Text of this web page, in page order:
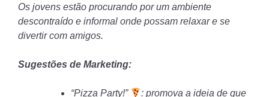
Os jovens estão procurando por um ambiente
descontraído e informal onde possam relaxar e se
divertir com amigos.
Sugestões de Marketing:
“Pizza Party!”
: promova a ideia de que